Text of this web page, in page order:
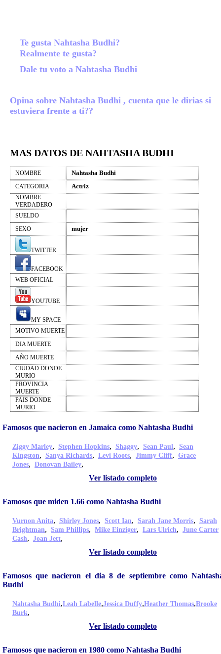
Te gusta Nahtasha Budhi?
Realmente te gusta?
Dale tu voto a Nahtasha Budhi
Opina sobre Nahtasha Budhi , cuenta que le dirias si
estuviera frente a ti??
MAS DATOS DE NAHTASHA BUDHI
NOMBRE Nahtasha Budhi
CATEGORIA Actriz
NOMBRE
VERDADERO
SUELDO
SEXO
mujer
TWITTER
FACEBOOK
WEB OFICIAL
YOUTUBE
MY SPACE
MOTIVO MUERTE
DIA MUERTE
AÑO MUERTE
CIUDAD DONDE
MURIO
PROVINCIA
MUERTE
PAIS DONDE
MURIO
Famosos que nacieron en Jamaica como Nahtasha Budhi
Ziggy Marley, Stephen Hopkins, Shaggy, Sean Paul, Sean
Kingston, Sanya Richards, Levi Roots, Jimmy Cliff, Grace
Jones, Donovan Bailey,
Ver listado completo
Famosos que miden 1.66 como Nahtasha Budhi
Vurnon Anita, Shirley Jones, Scott Ian, Sarah Jane Morris, Sarah
Brightman, Sam Phillips, Mike Einziger, Lars Ulrich, June Carter
Cash, Joan Jett,
Ver listado completo
Famosos que nacieron el dia 8 de septiembre como
Budhi
Nahtasha Budhi,Leah Labelle,Jessica Duffy,Heather Thomas,Brooke
Burk,
Ver listado completo
Famosos que nacieron en 1980 como Nahtasha Budhi